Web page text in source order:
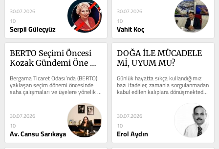
30.07.2026
10
Serpil Güleçyüz
30.07.2026
10
Vahit Koç
BERTO Seçimi Öncesi
Kozak Gündemi Öne
Bergama Ticaret Odası’nda (BERTO)
yaklaşan seçim dönemi öncesinde
saha çalışmaları ve üyelere yönelik
temaslar yoğunlaştı. Mevcut...
30.07.2026
10
Av. Cansu Sarıkaya
DOĞA İLE MÜCADELE
Mİ, UYUM MU?
Günlük hayatta sıkça kullandığımız
bazı ifadeler, zamanla sorgulanmadan
kabul edilen kalıplara dönüşmektedir.
"İnsanın doğa ile...
30.07.2026
10
Erol Aydın